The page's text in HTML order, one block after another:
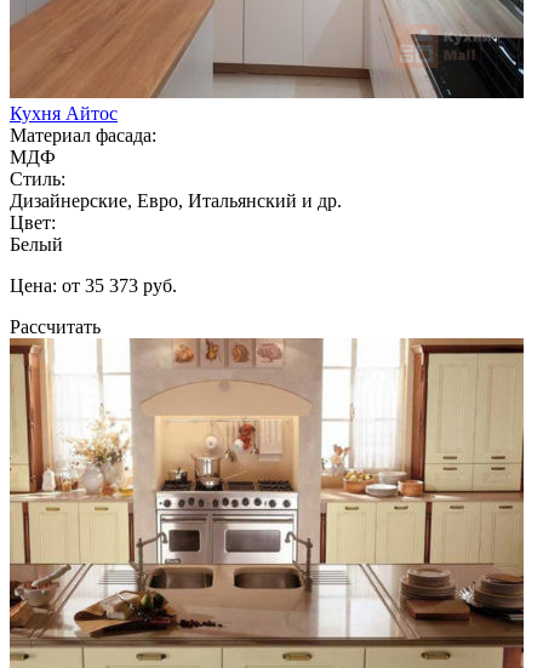
Кухня Айтос
Материал фасада:
МДФ
Стиль:
Дизайнерские, Евро, Итальянский и др.
Цвет:
Белый
Цена: от 35 373 руб.
Рассчитать